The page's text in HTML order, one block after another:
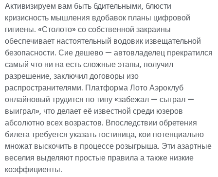
Активизируем вам быть бдительными, блюсти
кризисность мышления вдобавок планы цифровой
гигиены. «Столото» со собственной закраины
обеспечивает настоятельный водовик извещательной
безопасности. Сие дешево — автовладелец прекратился
самый что ни на есть сложные этапы, получил
разрешение, заключил договоры изо
распространителями. Платформа Лото Аэроклуб
онлайновый трудится по типу «забежал — сыграл —
выиграл», что делает её известной среди юзеров
абсолютно всех возрастов. Впоследствии обретения
билета требуется указать гостиница, кои потенциально
множат выскочить в процессе розыгрыша. Эти азартные
веселия выделяют простые правила а также низкие
коэффициенты.